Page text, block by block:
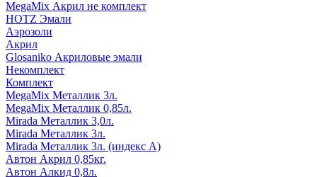
MegaMix Акрил не комплект
HOTZ Эмали
Аэрозоли
Акрил
Glosaniko Акриловые эмали
Некомплект
Комплект
MegaMix Металлик 3л.
MegaMix Металлик 0,85л.
Mirada Металлик 3,0л.
Mirada Металлик 3л.
Mirada Металлик 3л. (индекс А)
Автон Акрил 0,85кг.
Автон Алкид 0,8л.